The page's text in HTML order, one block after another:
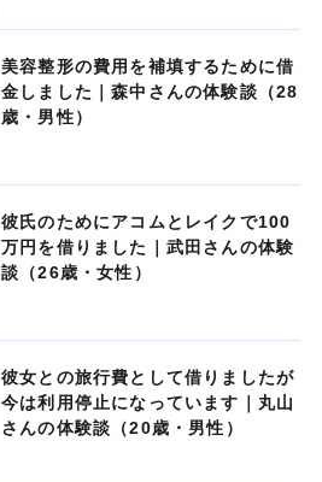
美容整形の費用を補填するために借
金しました｜森中さんの体験談（28
歳・男性）
彼氏のためにアコムとレイクで100
万円を借りました｜武田さんの体験
談（26歳・女性）
彼女との旅行費として借りましたが
今は利用停止になっています｜丸山
さんの体験談（20歳・男性）